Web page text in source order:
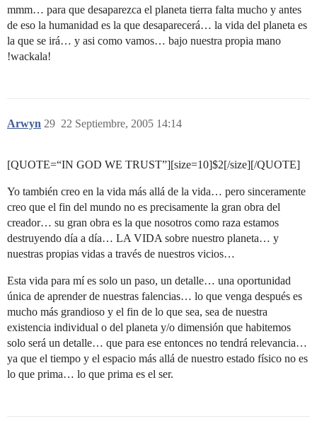
mmm… para que desaparezca el planeta tierra falta mucho y antes
de eso la humanidad es la que desaparecerá… la vida del planeta es
la que se irá… y asi como vamos… bajo nuestra propia mano
!wackala!
Arwyn 22 Septiembre, 2005 14:14
29
[QUOTE=“IN GOD WE TRUST”][size=10]$2[/size][/QUOTE]
Yo también creo en la vida más allá de la vida… pero sinceramente
creo que el fin del mundo no es precisamente la gran obra del
creador… su gran obra es la que nosotros como raza estamos
destruyendo día a día… LA VIDA sobre nuestro planeta… y
nuestras propias vidas a través de nuestros vicios…
Esta vida para mí es solo un paso, un detalle… una oportunidad
única de aprender de nuestras falencias… lo que venga después es
mucho más grandioso y el fin de lo que sea, sea de nuestra
existencia individual o del planeta y/o dimensión que habitemos
solo será un detalle… que para ese entonces no tendrá relevancia…
ya que el tiempo y el espacio más allá de nuestro estado físico no es
lo que prima… lo que prima es el ser.